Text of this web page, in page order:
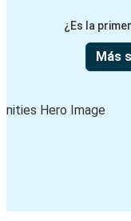
¿Es la
Más